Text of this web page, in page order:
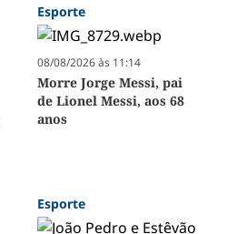
Esporte
08/08/2026 às 11:14
Morre Jorge Messi, pai
de Lionel Messi, aos 68
anos
Esporte